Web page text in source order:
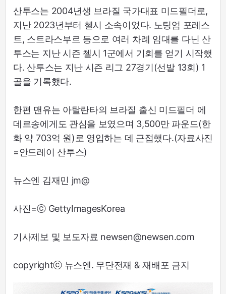
산투스는 2004년생 브라질 국가대표 미드필더로,
지난 2023년부터 첼시 소속이었다. 노팅엄 포레스
트, 스트라스부르 등으로 여러 차례 임대를 다닌 산
투스는 지난 시즌 첼시 1군에서 기회를 얻기 시작했
다. 산투스는 지난 시즌 리그 27경기(선발 13회) 1
골을 기록했다.
한편 맨유는 아탈란타의 브라질 출신 미드필더 에
데르송에게도 관심을 보였으며 3,500만 파운드(한
화 약 703억 원)로 영입하는 데 근접했다.(자료사진
=안드레이 산투스)
뉴스엔 김재민 jm@
사진=ⓒ GettyImagesKorea
기사제보 및 보도자료 newsen@newsen.com
copyrightⓒ 뉴스엔. 무단전재 & 재배포 금지